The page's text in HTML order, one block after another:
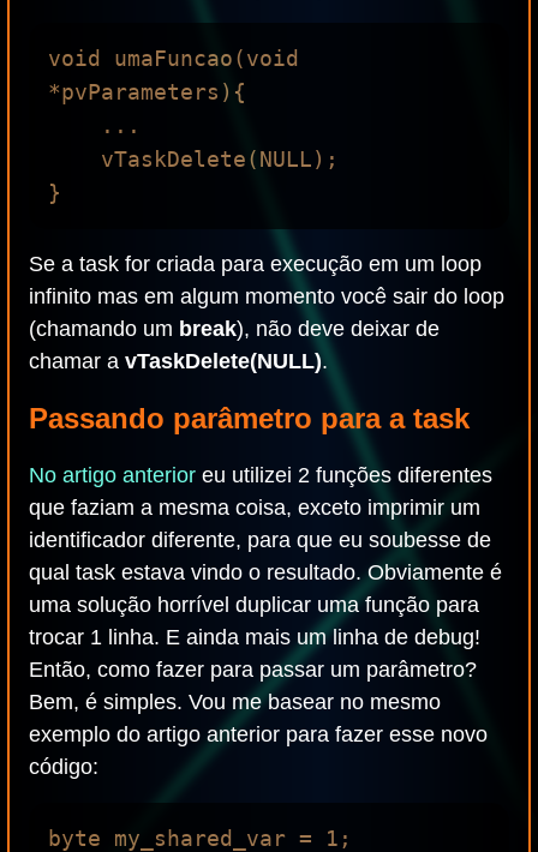
void umaFuncao(void
*pvParameters){
Se a task for criada para execução em um loop
infinito mas em algum momento você sair do loop
(chamando um break), não deve deixar de
chamar a vTaskDelete(NULL).
Passando parâmetro para a task
No artigo anterior eu utilizei 2 funções diferentes
que faziam a mesma coisa, exceto imprimir um
identificador diferente, para que eu soubesse de
qual task estava vindo o resultado. Obviamente é
uma solução horrível duplicar uma função para
trocar 1 linha. E ainda mais um linha de debug!
Então, como fazer para passar um parâmetro?
Bem, é simples. Vou me basear no mesmo
exemplo do artigo anterior para fazer esse novo
código:
byte my_shared_var = 1;